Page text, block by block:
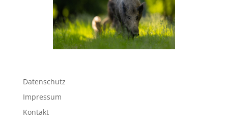
Datenschutz
Impressum
Kontakt